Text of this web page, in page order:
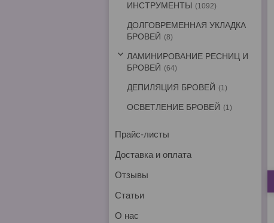
ИНСТРУМЕНТЫ
1092
ДОЛГОВРЕМЕННАЯ УКЛАДКА
БРОВЕЙ
8
ЛАМИНИРОВАНИЕ РЕСНИЦ И
БРОВЕЙ
64
ДЕПИЛЯЦИЯ БРОВЕЙ 1
ОСВЕТЛЕНИЕ БРОВЕЙ 1
Прайс-листы
Доставка и оплата
Отзывы
Статьи
О нас